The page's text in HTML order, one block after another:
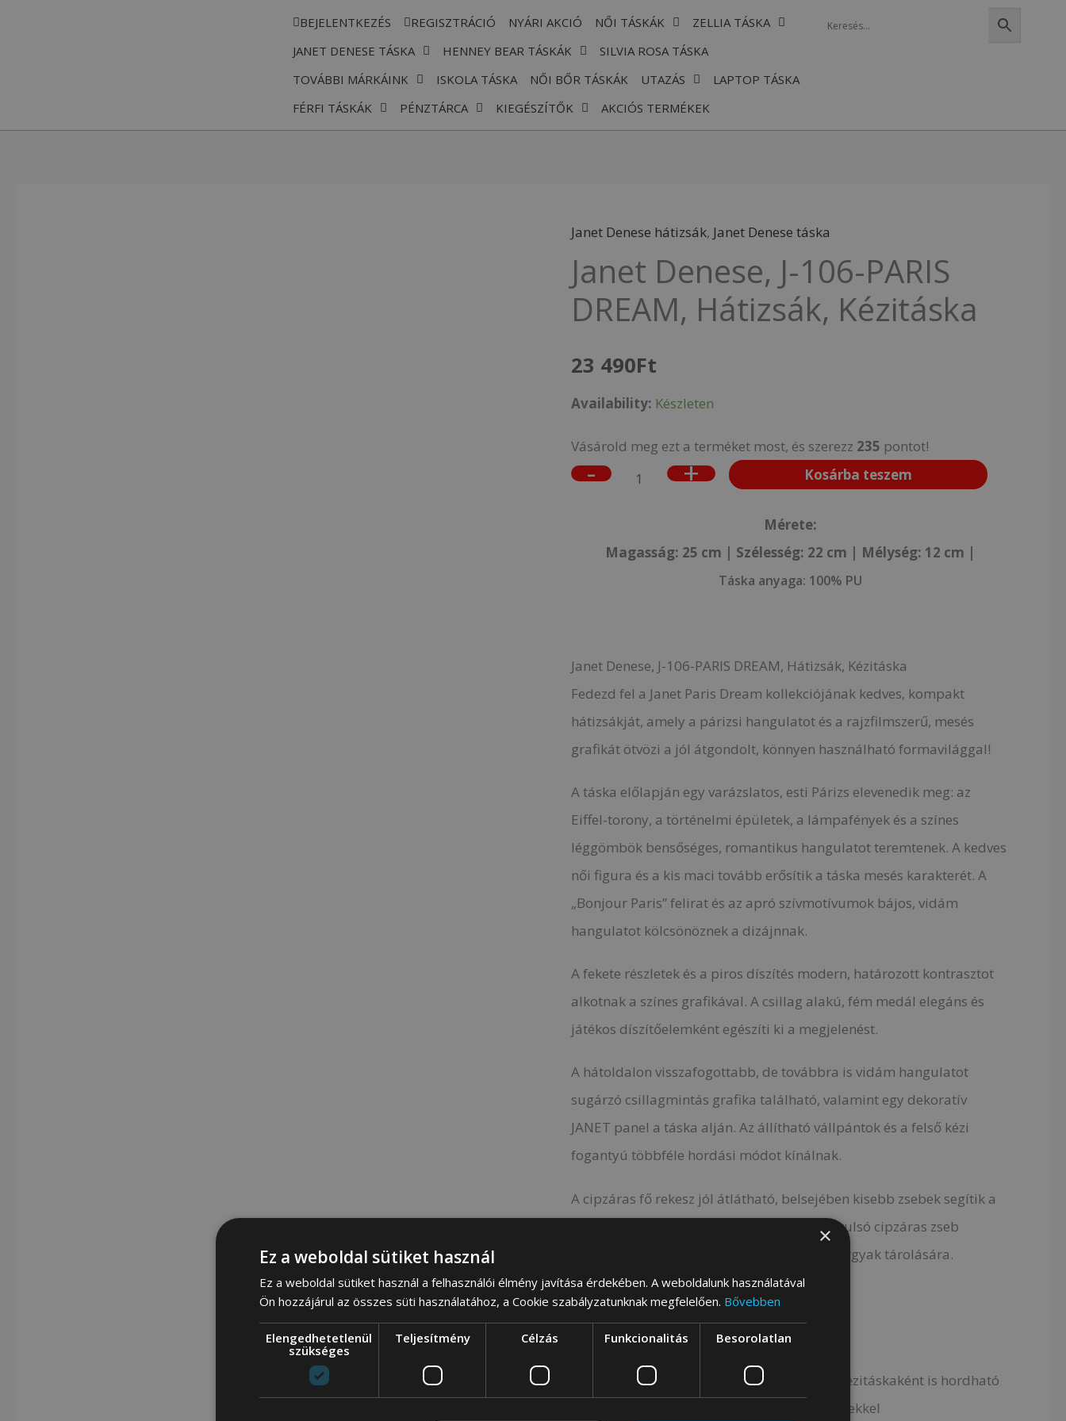
BEJELENTKEZÉS REGISZTRÁCIÓ NYÁRI AKCIÓ NŐI TÁSKÁK
ZELLIA TÁSKA
JANET DENESE TÁSKA
HENNEY BEAR TÁSKÁK
SILVIA ROSA TÁSKA
TOVÁBBI MÁRKÁINK
ISKOLA TÁSKA NŐI BŐR TÁSKÁK UTAZÁS
LAPTOP TÁSKA
FÉRFI TÁSKÁK
PÉNZTÁRCA KIEGÉSZÍTŐK AKCIÓS TERMÉKEK
Janet Denese hátizsák, Janet Denese táska
Janet Denese, J-106-PARIS
DREAM, Hátizsák, Kézitáska
23 490Ft
Availability: Készleten
Vásárold meg ezt a terméket most, és szerezz 235 pontot!
-
Janet
Denese,
J-
106-
DREAM,
Hátizsák,
mennyiség + Kosárba teszem
Mérete:
Magasság: 25 cm | Szélesség: 22 cm | Mélység: 12 cm |
Táska anyaga: 100% PU
Janet Denese, J-106-PARIS DREAM, Hátizsák, Kézitáska
Fedezd fel a Janet Paris Dream kollekciójának kedves, kompakt
hátizsákját, amely a párizsi hangulatot és a rajzfilmszerű, mesés
grafikát ötvözi a jól átgondolt, könnyen használható formavilággal!
A táska előlapján egy varázslatos, esti Párizs elevenedik meg: az
Eiffel-torony, a történelmi épületek, a lámpafények és a színes
léggömbök bensőséges, romantikus hangulatot teremtenek. A kedves
női figura és a kis maci tovább erősítik a táska mesés karakterét. A
„Bonjour Paris” felirat és az apró szívmotívumok bájos, vidám
hangulatot kölcsönöznek a dizájnnak.
A fekete részletek és a piros díszítés modern, határozott kontrasztot
alkotnak a színes grafikával. A csillag alakú, fém medál elegáns és
játékos díszítőelemként egészíti ki a megjelenést.
A hátoldalon visszafogottabb, de továbbra is vidám hangulatot
sugárzó csillagmintás grafika található, valamint egy dekoratív
JANET panel a táska alján. Az állítható vállpántok és a felső kézi
fogantyú többféle hordási módot kínálnak.
A cipzáras fő rekesz jól átlátható, belsejében kisebb zsebek segítik a
rendszerezést. Külsején elülső, valamint hátulsó cipzáras zseb
található, amely ideális a gyakran elővett tárgyak tárolására.
Főbb jellemzők:
100% állati eredetű anyagtól mentes
Kompakt kialakítás, hátizsákként és kézitáskaként is hordható
Cipzáras fő rekesz belső rendező zsebekkel
×
Ez a weboldal sütiket használ
Ez a weboldal sütiket használ a felhasználói élmény javítása érdekében. A weboldalunk használatával
Ön hozzájárul az összes süti használatához, a Cookie szabályzatunknak megfelelően. Bővebben
Elengedhetetlenül
szükséges
Teljesítmény Célzás Funkcionalitás Besorolatlan